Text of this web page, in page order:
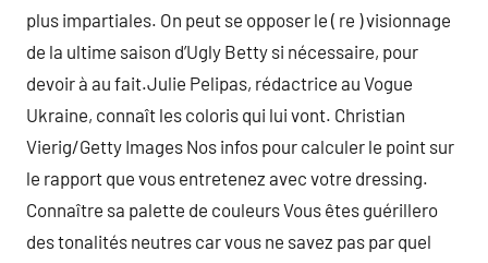
plus impartiales. On peut se opposer le ( re ) visionnage
de la ultime saison d’Ugly Betty si nécessaire, pour
devoir à au fait.Julie Pelipas, rédactrice au Vogue
Ukraine, connaît les coloris qui lui vont. Christian
Vierig/Getty Images Nos infos pour calculer le point sur
le rapport que vous entretenez avec votre dressing.
Connaître sa palette de couleurs Vous êtes guérillero
des tonalités neutres car vous ne savez pas par quel